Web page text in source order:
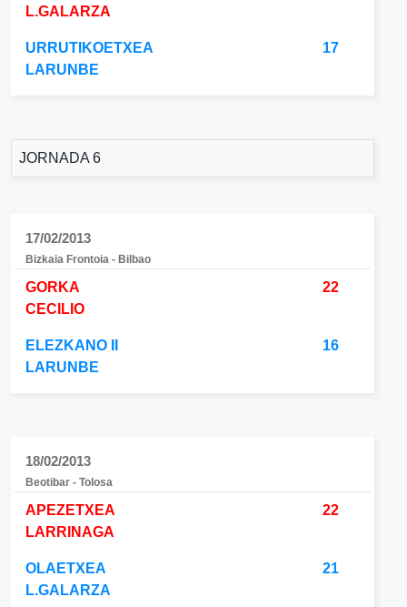
L.GALARZA
URRUTIKOETXEA
LARUNBE
17
JORNADA 6
17/02/2013
Bizkaia Frontoia - Bilbao
GORKA
CECILIO
22
ELEZKANO II
LARUNBE
16
18/02/2013
Beotibar - Tolosa
APEZETXEA
LARRINAGA
22
OLAETXEA
L.GALARZA
21